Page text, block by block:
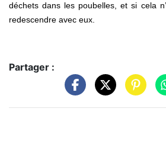
déchets dans les poubelles, et si cela
redescendre avec eux.
Partager :